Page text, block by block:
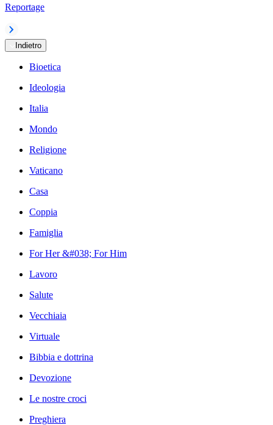
Reportage
Indietro
Bioetica
Ideologia
Italia
Mondo
Religione
Vaticano
Casa
Coppia
Famiglia
For Her &#038; For Him
Lavoro
Salute
Vecchiaia
Virtuale
Bibbia e dottrina
Devozione
Le nostre croci
Preghiera